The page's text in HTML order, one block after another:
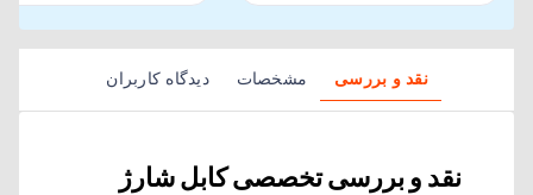
نقد و بررسی مشخصات دیدگاه کاربران
نقد و بررسی تخصصی کابل شارژ